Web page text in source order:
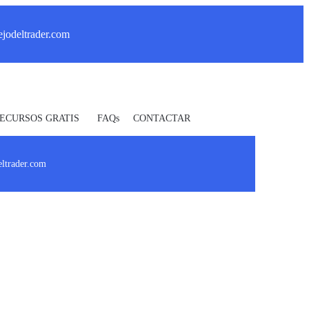
GRATIS FAQs CONTACTAR